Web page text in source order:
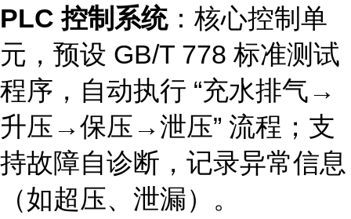
PLC 控制系统：核心控制单
元，预设 GB/T 778 标准测试
程序，自动执行 “充水排气→
升压→保压→泄压” 流程；支
持故障自诊断，记录异常信息
（如超压、泄漏）。